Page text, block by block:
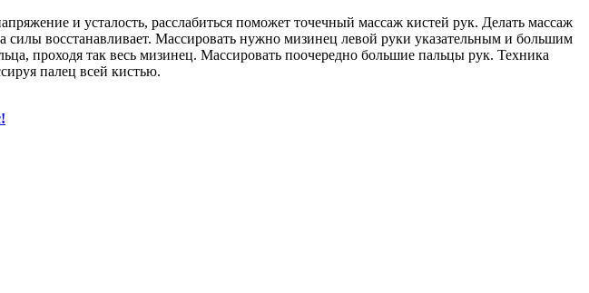
и усталость, расслабиться поможет точечный массаж кистей рук. Делать массаж
восстанавливает. Массировать нужно мизинец левой руки указательным и большим
проходя так весь мизинец. Массировать поочередно большие пальцы рук. Техника
палец всей кистью.